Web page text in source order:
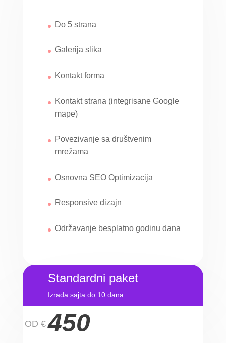
Do 5 strana
Galerija slika
Kontakt forma
Kontakt strana (integrisane Google
mape)
Povezivanje sa društvenim
mrežama
Osnovna SEO Optimizacija
Responsive dizajn
Održavanje besplatno godinu dana
Standardni paket
Izrada sajta do 10 dana
OD € 450